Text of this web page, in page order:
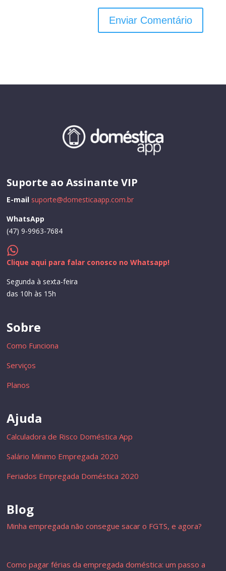
Suporte ao Assinante VIP
E-mail suporte@domesticaapp.com.br
WhatsApp
(47) 9-9963-7684
Clique aqui para falar conosco no Whatsapp!
Segunda à sexta-feira
das 10h às 15h
Sobre
Como Funciona
Serviços
Planos
Ajuda
Calculadora de Risco Doméstica App
Salário Mínimo Empregada 2020
Feriados Empregada Doméstica 2020
Blog
Minha empregada não consegue sacar o FGTS, e agora?
Como pagar férias da empregada doméstica: um passo a